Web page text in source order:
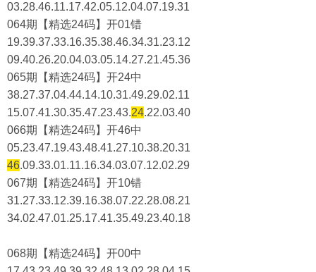
03.28.46.11.17.42.05.12.04.07.19.31
064期【精选24码】开01错
19.39.37.33.16.35.38.46.34.31.23.12
09.40.26.20.04.03.05.14.27.21.45.36
065期【精选24码】开24中
38.27.37.04.44.14.10.31.49.29.02.11
15.07.41.30.35.47.23.43.24.22.03.40
066期【精选24码】开46中
05.23.47.19.43.48.41.27.10.38.20.31
46.09.33.01.11.16.34.03.07.12.02.29
067期【精选24码】开10错
31.27.33.12.39.16.38.07.22.28.08.21
34.02.47.01.25.17.41.35.49.23.40.18
068期【精选24码】开00中